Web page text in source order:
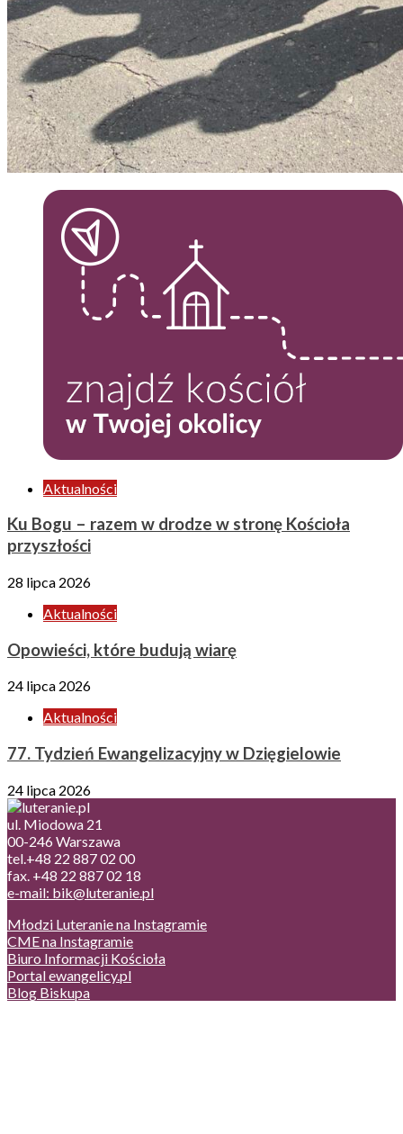
Aktualności
Ku Bogu – razem w drodze w stronę Kościoła
przyszłości
28 lipca 2026
Aktualności
Opowieści, które budują wiarę
24 lipca 2026
Aktualności
77. Tydzień Ewangelizacyjny w Dzięgielowie
24 lipca 2026
ul. Miodowa 21
00-246 Warszawa
tel.+48 22 887 02 00
fax. +48 22 887 02 18
e-mail: bik@luteranie.pl
Młodzi Luteranie na Instagramie
CME na Instagramie
Biuro Informacji Kościoła
Portal ewangelicy.pl
Blog Biskupa